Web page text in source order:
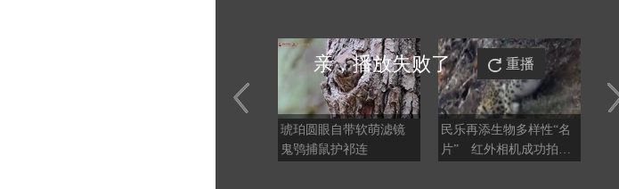
亲，播放失败了 重播
琥珀圆眼自带软萌滤镜
鬼鸮捕鼠护祁连
民乐再添生物多样性“名
片” 红外相机成功拍摄